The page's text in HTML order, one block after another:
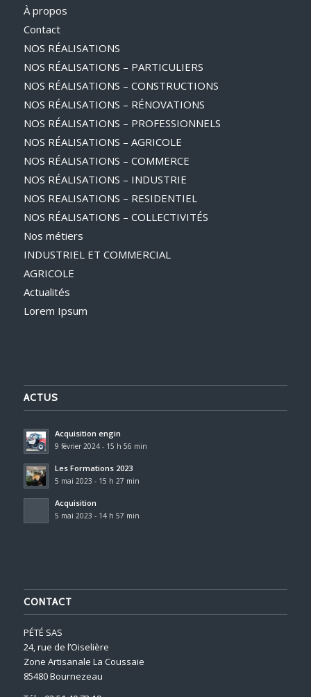
À propos
Contact
NOS RÉALISATIONS
NOS RÉALISATIONS – PARTICULIERS
NOS RÉALISATIONS – CONSTRUCTIONS
NOS RÉALISATIONS – RÉNOVATIONS
NOS RÉALISATIONS – PROFESSIONNELS
NOS RÉALISATIONS – AGRICOLE
NOS RÉALISATIONS – COMMERCE
NOS RÉALISATIONS – INDUSTRIE
NOS REALISATIONS – RESIDENTIEL
NOS RÉALISATIONS – COLLECTIVITÉS
Nos métiers
INDUSTRIEL ET COMMERCIAL
AGRICOLE
Actualités
Lorem Ipsum
ACTUS
Acquisition engin
9 février 2024 - 15 h 56 min
Les Formations 2023
5 mai 2023 - 15 h 27 min
Acquisition
5 mai 2023 - 14 h 57 min
CONTACT
PÉTÉ SAS
24, rue de l’Oiselière
Zone Artisanale La Coussaie
85480 Bournezeau